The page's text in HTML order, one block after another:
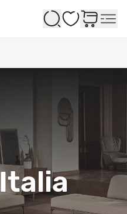
Избранное